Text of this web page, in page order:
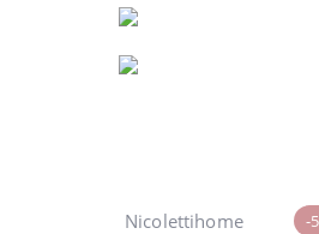
-
Nicolettihome